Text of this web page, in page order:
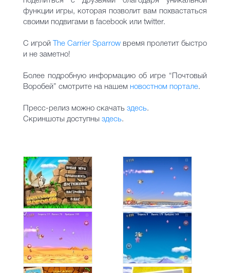
функции игры, которая позволит вам похвастаться
своими подвигами в facebook или twitter.
С игрой The Carrier Sparrow время пролетит быстро
и не заметно!
Более подробную информацию об игре “Почтовый
Воробей” смотрите на нашем новостном портале.
Пресс-релиз можно скачать здесь.
Скриншоты доступны здесь.